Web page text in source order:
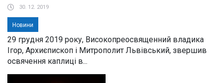
30. 12. 2019
Новини
29 грудня 2019 року, Високопреосвященний владика
Ігор, Архиєпископ і Митрополит Львівський, звершив
освячення каплиці в...